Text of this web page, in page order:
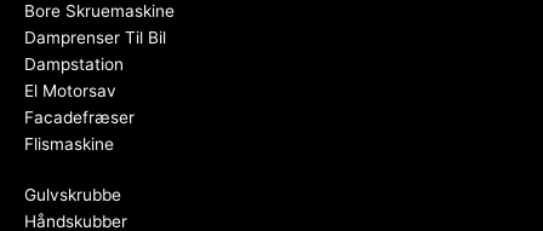
Bore Skruemaskine
Damprenser Til Bil
Dampstation
El Motorsav
Facadefræser
Flismaskine
Gulvskrubbe
Håndskubber